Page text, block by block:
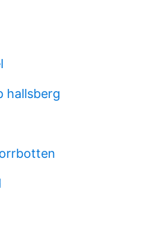
hallsberg